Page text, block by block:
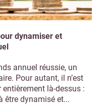
dynamiser et
annuel réussie, un
Pour autant, il n’est
là-dessus :
être dynamisé et...
Matin